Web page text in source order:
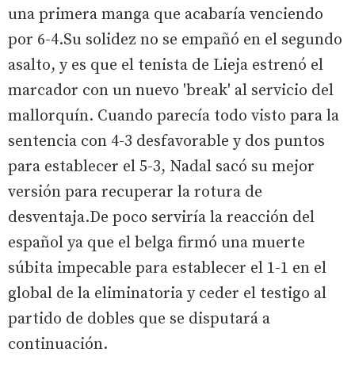
una primera manga que acabaría venciendo
por 6-4.Su solidez no se empañó en el segundo
asalto, y es que el tenista de Lieja estrenó el
marcador con un nuevo 'break' al servicio del
mallorquín. Cuando parecía todo visto para la
sentencia con 4-3 desfavorable y dos puntos
para establecer el 5-3, Nadal sacó su mejor
versión para recuperar la rotura de
desventaja.De poco serviría la reacción del
español ya que el belga firmó una muerte
súbita impecable para establecer el 1-1 en el
global de la eliminatoria y ceder el testigo al
partido de dobles que se disputará a
continuación.